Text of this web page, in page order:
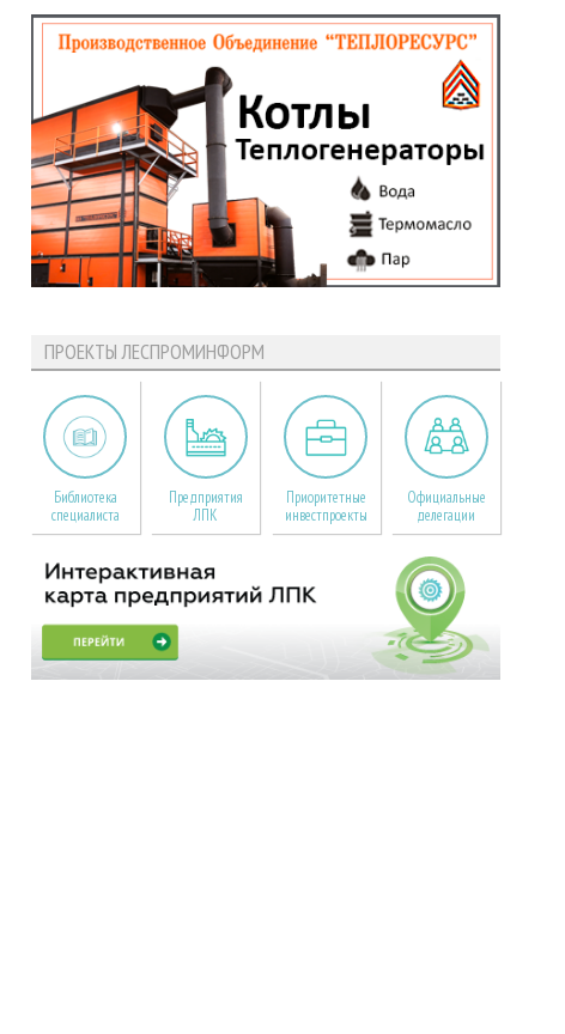
ПРОЕКТЫ ЛЕСПРОМИНФОРМ
Библиотека
специалиста
Предприятия
ЛПК
Приоритетные
инвестпроекты
Официальные
делегации